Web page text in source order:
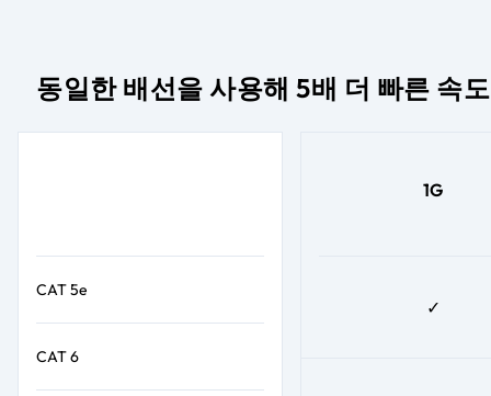
동일한 배선을 사용해 5배 더 빠른 속도
CAT 5e
CAT 6
1G
✓